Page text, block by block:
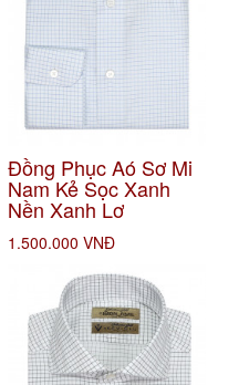
Đồng Phục Aó Sơ Mi
Nam Kẻ Sọc Xanh
Nền Xanh Lơ
1.500.000 VNĐ